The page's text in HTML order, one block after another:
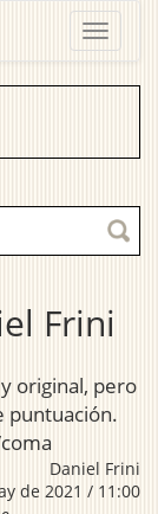
Frini
original, pero
puntuación.
Daniel Frini
de 2021 / 11:00